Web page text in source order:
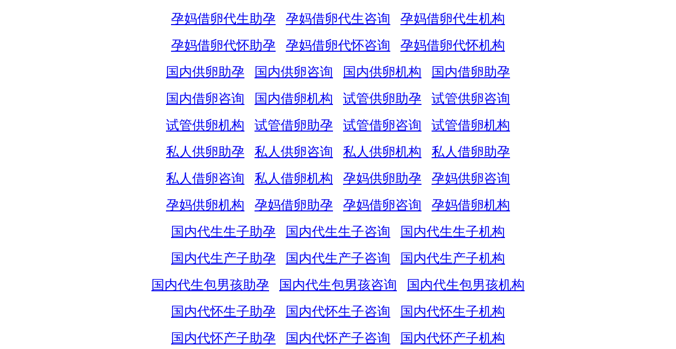
孕妈借卵代生助孕
孕妈借卵代生咨询
孕妈借卵代生机构
孕妈借卵代怀助孕
孕妈借卵代怀咨询
孕妈借卵代怀机构
国内供卵助孕
国内供卵咨询 国内供卵机构
国内借卵助孕
国内借卵咨询
国内借卵机构 试管供卵助孕
试管供卵咨询
试管供卵机构
试管借卵助孕 试管借卵咨询
试管借卵机构
私人供卵助孕
私人供卵咨询 私人供卵机构
私人借卵助孕
私人借卵咨询
私人借卵机构 孕妈供卵助孕
孕妈供卵咨询
孕妈供卵机构
孕妈借卵助孕 孕妈借卵咨询
孕妈借卵机构
国内代生生子助孕
国内代生生子咨询
国内代生生子机构
国内代生产子助孕
国内代生产子咨询
国内代生产子机构
国内代生包男孩助孕
国内代生包男孩咨询
国内代生包男孩机构
国内代怀生子助孕
国内代怀生子咨询
国内代怀生子机构
国内代怀产子助孕
国内代怀产子咨询
国内代怀产子机构